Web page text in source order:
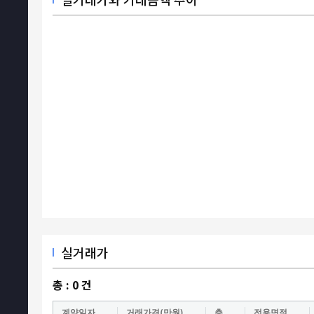
실거래가
총 : 0건